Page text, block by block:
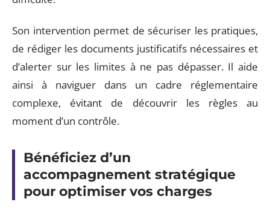
Son intervention permet de sécuriser les pratiques,
de rédiger les documents justificatifs nécessaires et
d’alerter sur les limites à ne pas dépasser. Il aide
ainsi à naviguer dans un cadre réglementaire
complexe, évitant de découvrir les règles au
moment d’un contrôle.
Bénéficiez d’un
accompagnement stratégique
pour optimiser vos charges